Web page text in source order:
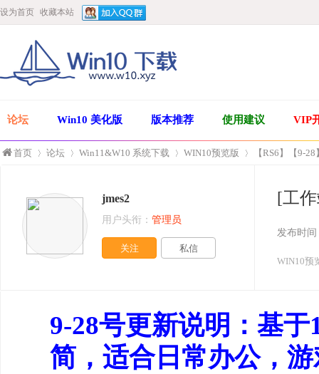
设为首页 收藏本站
论坛 Win10 美化版 版本推荐 使用建议 VIP
首页
»
论坛 Win11&W10 系统下载
›
WIN10预览版 【RS6】【9-
[工作
发布时间
WIN10预
jmes2
用户头衔： 管理员
关注 私信
9-28号更新说明：基
简，适合日常办公，